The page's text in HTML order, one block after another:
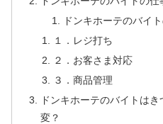
ドンキホーテのバイ
１．レジ打ち
２．お客さま対応
３．商品管理
ドンキホーテのバイトは
変？